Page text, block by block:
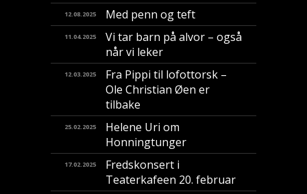
12.08.2025 Med penn og teft
11.04.2025
Vi tar barn på alvor – også
når vi leker
12.03.2025
Fra Pippi til lofottorsk –
Ole Christian Øen er
tilbake
25.02.2025
Helene Uri om
Honningtunger
17.02.2025
Fredskonsert i
Teaterkafeen 20. februar